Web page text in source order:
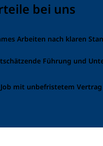
bei uns
Arbeiten nach klaren
Führung und
mit unbefristetem Vertrag